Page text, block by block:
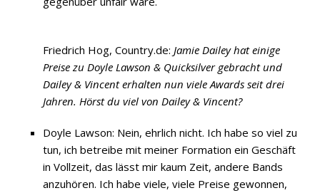
Friedrich Hog, Country.de: Jamie Dailey hat einige
Preise zu Doyle Lawson & Quicksilver gebracht und
Dailey & Vincent erhalten nun viele Awards seit drei
Jahren. Hörst du viel von Dailey & Vincent?
Doyle Lawson: Nein, ehrlich nicht. Ich habe so viel zu
tun, ich betreibe mit meiner Formation ein Geschäft
in Vollzeit, das lässt mir kaum Zeit, andere Bands
anzuhören. Ich habe viele, viele Preise gewonnen,